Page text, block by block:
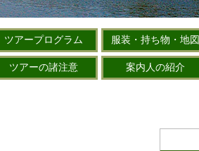
ツアープログラム 服装・持ち物・地図
ツアーの諸注意 案内人の紹介